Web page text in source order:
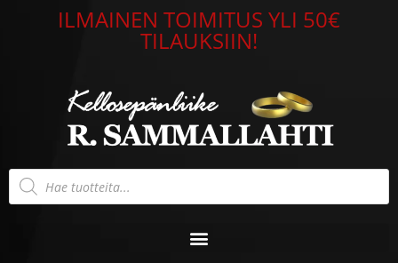
ILMAINEN TOIMITUS YLI 50€
TILAUKSIIN!
Products
search